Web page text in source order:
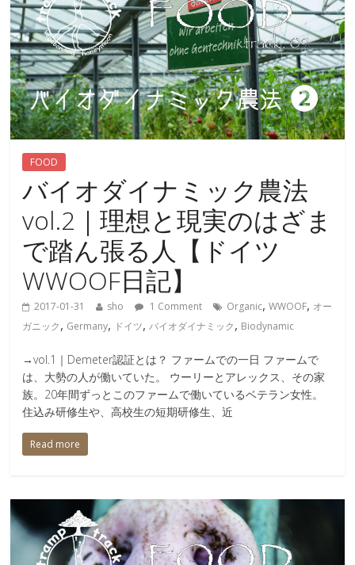
FOOD
バイオダイナミック農法
vol.2｜理想と現実のはざま
で踏ん張る人【ドイツ
WWOOF日記】
2017-01-31 sho 1 Comment Organic,WWOOF, オー
ガニック, Germany, ドイツ,バイオダイナミック, Biodynamic
→vol.1｜Demeter認証とは？ ファームでの一日 ファームで
は、大勢の人が働いていた。 ウーリーとアレックス、その家
族。20年間ずっとこのファームで働いているベテラン女性。
住込み研修生や、高校生の短期研修生、近
Read more